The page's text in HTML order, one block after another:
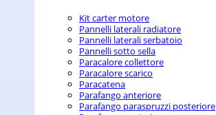
Kit carter motore
Pannelli laterali radiatore
Pannelli laterali serbatoio
Pannelli sotto sella
Paracalore collettore
Paracalore scarico
Paracatena
Parafango anteriore
Parafango paraspruzzi posteriore